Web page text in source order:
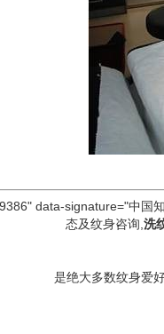
data-signature="中国
态及纹身咨询, 洗
是绝大多数纹身爱